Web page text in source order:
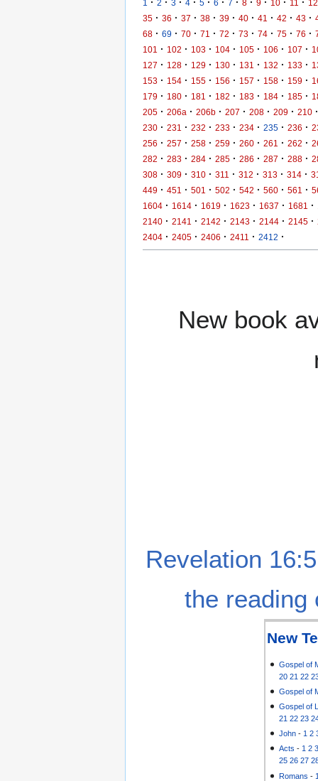
1 2 3 4 5 6 7 8 9 10 11
12
35 · 36 · 37 · 38 · 39 · 40 · 41 · 42 · 43 ·
68 · 69 · 70 · 71 · 72 · 73 · 74 · 75 · 76 ·
101
· 102 · 103 · 104 · 105 · 106 · 107 ·
127 · 128 · 129 · 130 · 131 · 132 · 133 ·
153 · 154 · 155 · 156 · 157 · 158 · 159 ·
179 · 180 · 181 · 182 · 183 · 184 · 185 ·
205 · 206a · 206b · 207 · 208 · 209 · 210 ·
230 · 231 · 232 · 233 · 234 · 235 · 236 ·
256 · 257 · 258 · 259 · 260 · 261 · 262 ·
282 · 283 · 284 · 285 · 286 · 287 · 288 ·
308 · 309 · 310 · 311 · 312 · 313 · 314 ·
449 · 451 · 501 · 502 · 542 · 560 · 561 ·
1604 · 1614 · 1619 · 1623 · 1637 · 1681 ·
2140 · 2141 · 2142 · 2143 · 2144 · 2145 ·
2404 · 2405 · 2406 · 2411 · 2412 ·
New book
Revelation
the reading
New
Gospel of
20 21 22
Gospel of
Gospel of
21 22 23
John - 1 2
Acts - 1 2
25 26 27
Romans -